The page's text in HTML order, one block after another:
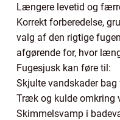
Længere levetid og
Korrekt forberedelse,
valg af den rigtige
afgørende for, hvor
Fugesjusk kan føre til:
Skjulte vandskader bag
Træk og kulde omkring
Skimmelsvamp i